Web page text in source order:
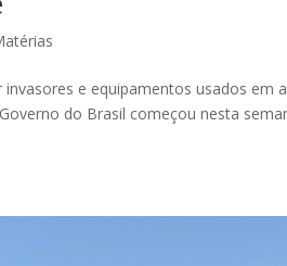
e equipamentos usados em
do Brasil começou nesta